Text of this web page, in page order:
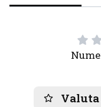
Valuta